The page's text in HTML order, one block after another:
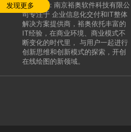
发现更多公司介绍:南京裕奥软件科技有限公
司专注于 企业信息化交付和IT整体
解决方案提供商，裕奥依托丰富的
IT经验，在商业环境、商业模式不
断变化的时代里，
与用户一起进行
创新思维和创新模式的探索，开创
在线绘图的新领域。